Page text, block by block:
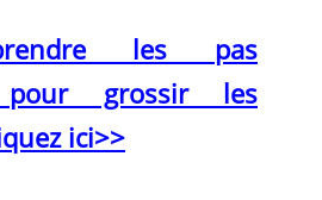
les pas
pour grossir les
ici>>